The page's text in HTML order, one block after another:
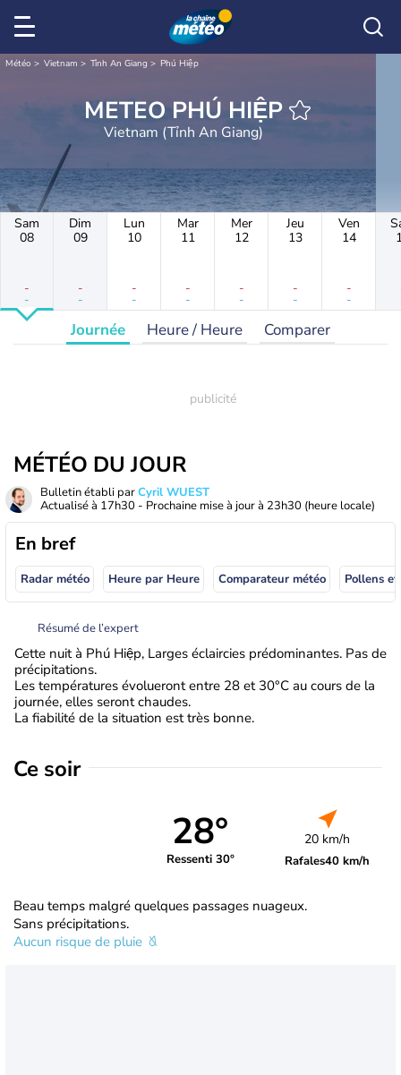
Météo Vietnam Tỉnh An Giang Phú Hiệp
METEO PHÚ HIỆP
Vietnam (Tỉnh An Giang)
Sam
08
-
-
Dim
09
-
-
Lun
10
-
-
Mar
11
-
-
Mer
12
-
-
Jeu
13
-
-
Ven
14
-
-
Journée Heure / Heure Comparer
MÉTÉO DU JOUR
Bulletin établi parCyril WUEST
Actualisé à 17h30 - Prochaine mise à jour à 23h30 (heure locale)
En bref
Radar météo Heure par Heure Comparateur météo Pollens
Résumé de l’expert
Cette nuit à Phú Hiệp, Larges éclaircies prédominantes. Pas de
précipitations.
Les températures évolueront entre 28 et 30°C au cours de la
journée, elles seront chaudes.
La fiabilité de la situation est très bonne.
Ce soir
28°
Ressenti 30°
20 km/h
Rafales40 km/h
Beau temps malgré quelques passages nuageux.
Sans précipitations.
Aucun risque de pluie